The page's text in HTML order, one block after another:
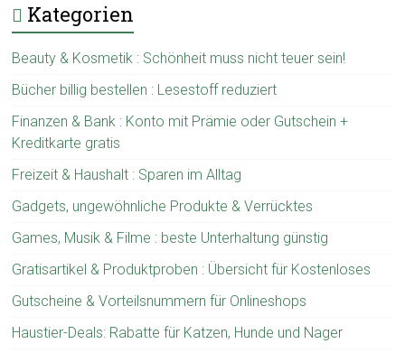
Kategorien
Beauty & Kosmetik : Schönheit muss nicht teuer sein!
Bücher billig bestellen : Lesestoff reduziert
Finanzen & Bank : Konto mit Prämie oder Gutschein +
Kreditkarte gratis
Freizeit & Haushalt : Sparen im Alltag
Gadgets, ungewöhnliche Produkte & Verrücktes
Games, Musik & Filme : beste Unterhaltung günstig
Gratisartikel & Produktproben : Übersicht für Kostenloses
Gutscheine & Vorteilsnummern für Onlineshops
Haustier-Deals: Rabatte für Katzen, Hunde und Nager